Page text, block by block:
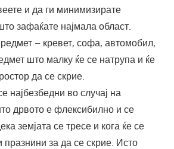
и да ги минимизирате
зафаќате најмала област.
– кревет, софа, автомобил,
што малку ќе се натрупа и ќе
да се скрие.
најбезбедни во случај на
дрвото е флексибилно и се
земјата се тресе и кога ќе се
за да се скрие. Исто